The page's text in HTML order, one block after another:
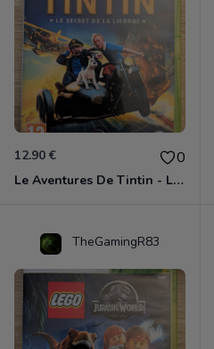
12.90 € 0
Le Aventures De Tintin - Le Secret De La Licorne Xbox 360
TheGamingR83